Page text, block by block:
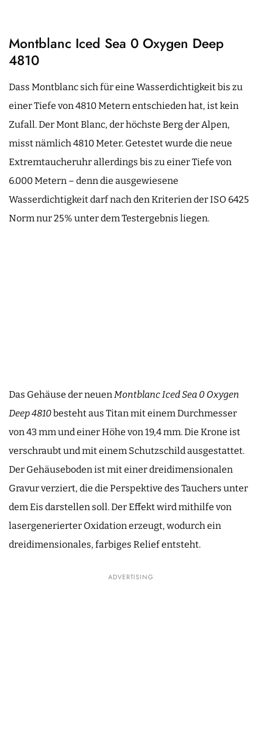
Montblanc Iced Sea 0 Oxygen Deep
4810
Dass Montblanc sich für eine Wasserdichtigkeit bis zu
einer Tiefe von 4810 Metern entschieden hat, ist kein
Zufall. Der Mont Blanc, der höchste Berg der Alpen,
misst nämlich 4810 Meter. Getestet wurde die neue
Extremtaucheruhr allerdings bis zu einer Tiefe von
6.000 Metern – denn die ausgewiesene
Wasserdichtigkeit darf nach den Kriterien der ISO 6425
Norm nur 25% unter dem Testergebnis liegen.
Das Gehäuse der neuenMontblanc Iced Sea 0 Oxygen
Deep 4810besteht aus Titan mit einem Durchmesser
von 43 mm und einer Höhe von 19,4 mm. Die Krone ist
verschraubt und mit einem Schutzschild ausgestattet.
Der Gehäuseboden ist mit einer dreidimensionalen
Gravur verziert, die die Perspektive des Tauchers unter
dem Eis darstellen soll. Der Effekt wird mithilfe von
lasergenerierter Oxidation erzeugt, wodurch ein
dreidimensionales, farbiges Relief entsteht.
ADVERTISING